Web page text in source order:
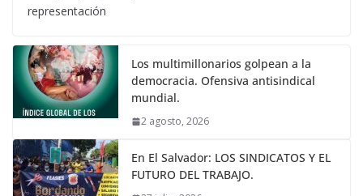
representación
Los multimillonarios golpean a la
democracia. Ofensiva antisindical
mundial.
2 agosto, 2026
En El Salvador: LOS SINDICATOS Y EL
FUTURO DEL TRABAJO.